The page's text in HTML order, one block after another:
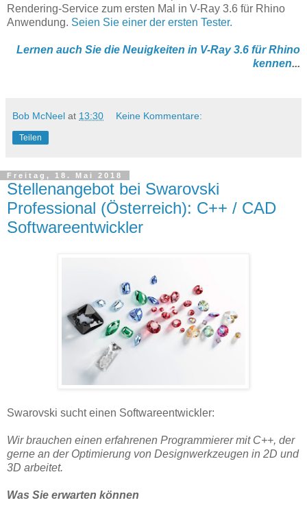
Rendering-Service zum ersten Mal in V-Ray 3.6 für Rhino
Anwendung. Seien Sie einer der ersten Tester.
Lernen auch Sie die Neuigkeiten in V-Ray 3.6 für Rhino
kennen...
Bob McNeel at 13:30 Keine Kommentare:
Teilen
Freitag, 18. Mai 2018
Stellenangebot bei Swarovski
Professional (Österreich): C++ / CAD
Softwareentwickler
Swarovski sucht einen Softwareentwickler:
Wir brauchen einen erfahrenen Programmierer mit C++, der
gerne an der Optimierung von Designwerkzeugen in 2D und
3D arbeitet.
Was Sie erwarten können